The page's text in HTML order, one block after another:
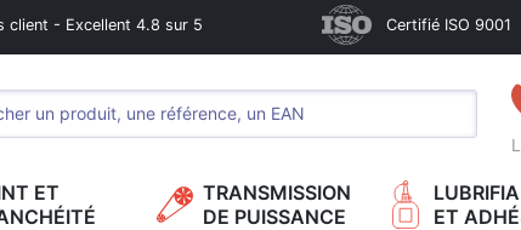
client - Excellent 4.8 sur 5 Certifié ISO 9001
ET
TRANSMISSION
DE PUISSANCE
ET